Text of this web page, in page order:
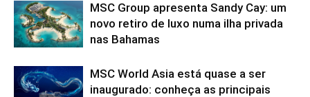
MSC Group apresenta Sandy Cay: um
novo retiro de luxo numa ilha privada
nas Bahamas
MSC World Asia está quase a ser
inaugurado: conheça as principais